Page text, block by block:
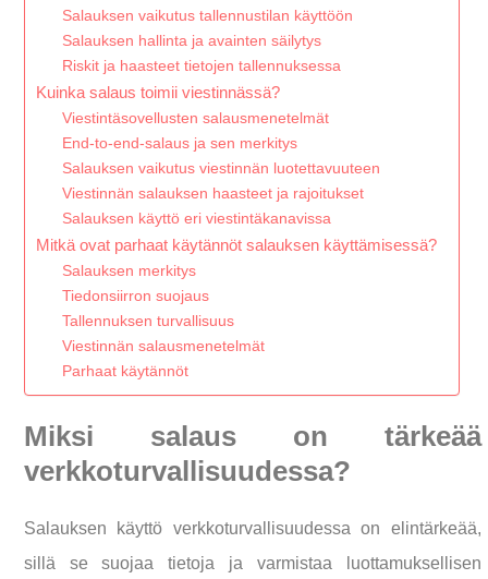
Salauksen vaikutus tallennustilan käyttöön
Salauksen hallinta ja avainten säilytys
Riskit ja haasteet tietojen tallennuksessa
Kuinka salaus toimii viestinnässä?
Viestintäsovellusten salausmenetelmät
End-to-end-salaus ja sen merkitys
Salauksen vaikutus viestinnän luotettavuuteen
Viestinnän salauksen haasteet ja rajoitukset
Salauksen käyttö eri viestintäkanavissa
Mitkä ovat parhaat käytännöt salauksen käyttämisessä?
Salauksen merkitys
Tiedonsiirron suojaus
Tallennuksen turvallisuus
Viestinnän salausmenetelmät
Parhaat käytännöt
Miksi salaus on tärkeää
verkkoturvallisuudessa?
Salauksen käyttö verkkoturvallisuudessa on elintärkeää,
sillä se suojaa tietoja ja varmistaa luottamuksellisen